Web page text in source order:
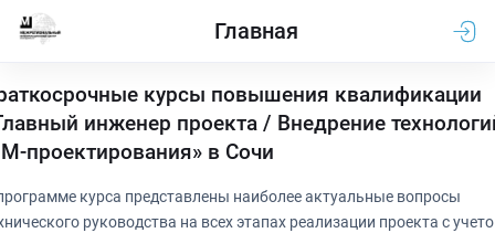
Главная
курсы повышения квалификации
инженер проекта / Внедрение
проектирования» в Сочи
курса представлены наиболее актуальные вопросы
руководства на всех этапах реализации проекта с